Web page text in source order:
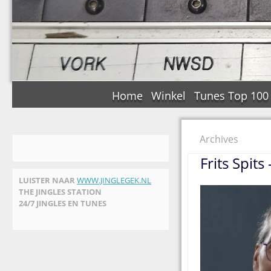
Home Winkel Tunes Top 100
LUISTER NAAR WWW.JINGLEGEK.NL
THE JINGLES STATION
24/7 JINGLES EN TUNES
Archives
Frits